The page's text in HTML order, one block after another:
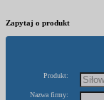
Zapytaj o produkt
Produkt:
Nazwa firmy: